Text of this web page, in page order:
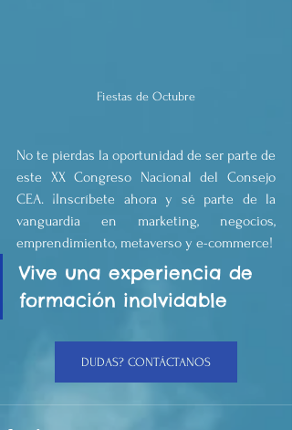
Fiestas de Octubre
No te pierdas la oportunidad de ser parte de
este XX Congreso Nacional del Consejo
CEA. ¡Inscríbete ahora y sé parte de la
vanguardia en marketing, negocios,
emprendimiento, metaverso y e-commerce!
Vive una experiencia de
formación inolvidable
DUDAS? CONTÁCTANOS